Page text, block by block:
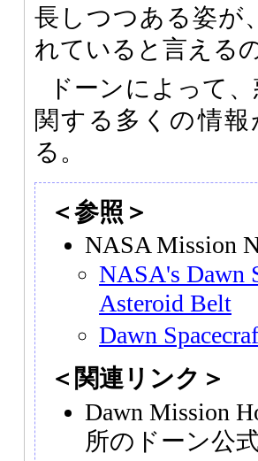
長しつつある姿が
れていると言える
ドーンによって
関する多くの情
る。
＜参照＞
NASA Mission
NASA's Dawn
Asteroid Belt
Dawn
＜関連リンク＞
Dawn Mission
所のドーン公